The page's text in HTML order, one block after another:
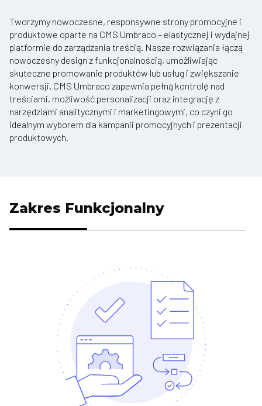
Tworzymy nowoczesne, responsywne strony promocyjne i
produktowe oparte na CMS Umbraco – elastycznej i wydajnej
platformie do zarządzania treścią. Nasze rozwiązania łączą
nowoczesny design z funkcjonalnością, umożliwiając
skuteczne promowanie produktów lub usług i zwiększanie
konwersji. CMS Umbraco zapewnia pełną kontrolę nad
treściami, możliwość personalizacji oraz integrację z
narzędziami analitycznymi i marketingowymi, co czyni go
idealnym wyborem dla kampanii promocyjnych i prezentacji
produktowych.
Zakres Funkcjonalny